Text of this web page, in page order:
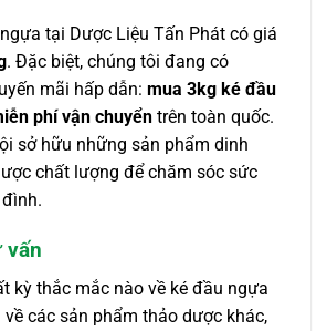
tại Dược Liệu Tấn Phát có giá
. Đặc biệt, chúng tôi đang có
mãi hấp dẫn: mua 3kg ké đầu
phí vận chuyển trên toàn quốc.
sở hữu những sản phẩm dinh
chất lượng để chăm sóc sức
vấn
kỳ thắc mắc nào về ké đầu ngựa
các sản phẩm thảo dược khác,